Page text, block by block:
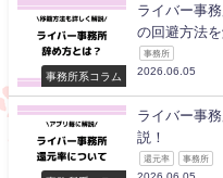
事務所系コラム
ライバー事
の回避方法を
事務所
2026.06.05
ライバー事
説！
還元率 事務所